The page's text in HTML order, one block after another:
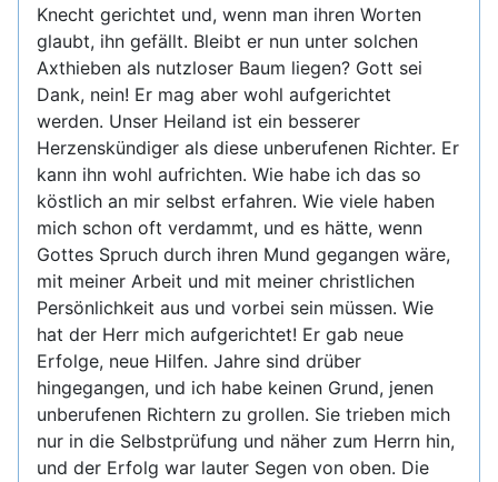
Knecht gerichtet und, wenn man ihren Worten
glaubt, ihn gefällt. Bleibt er nun unter solchen
Axthieben als nutzloser Baum liegen? Gott sei
Dank, nein! Er mag aber wohl aufgerichtet
werden. Unser Heiland ist ein besserer
Herzenskündiger als diese unberufenen Richter. Er
kann ihn wohl aufrichten. Wie habe ich das so
köstlich an mir selbst erfahren. Wie viele haben
mich schon oft verdammt, und es hätte, wenn
Gottes Spruch durch ihren Mund gegangen wäre,
mit meiner Arbeit und mit meiner christlichen
Persönlichkeit aus und vorbei sein müssen. Wie
hat der Herr mich aufgerichtet! Er gab neue
Erfolge, neue Hilfen. Jahre sind drüber
hingegangen, und ich habe keinen Grund, jenen
unberufenen Richtern zu grollen. Sie trieben mich
nur in die Selbstprüfung und näher zum Herrn hin,
und der Erfolg war lauter Segen von oben. Die